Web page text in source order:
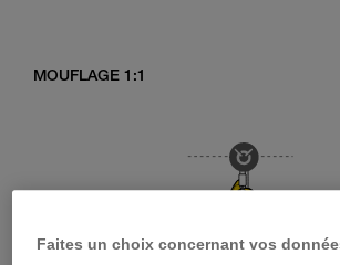
MOUFLAGE 1:1
Faites un choix concernant vos